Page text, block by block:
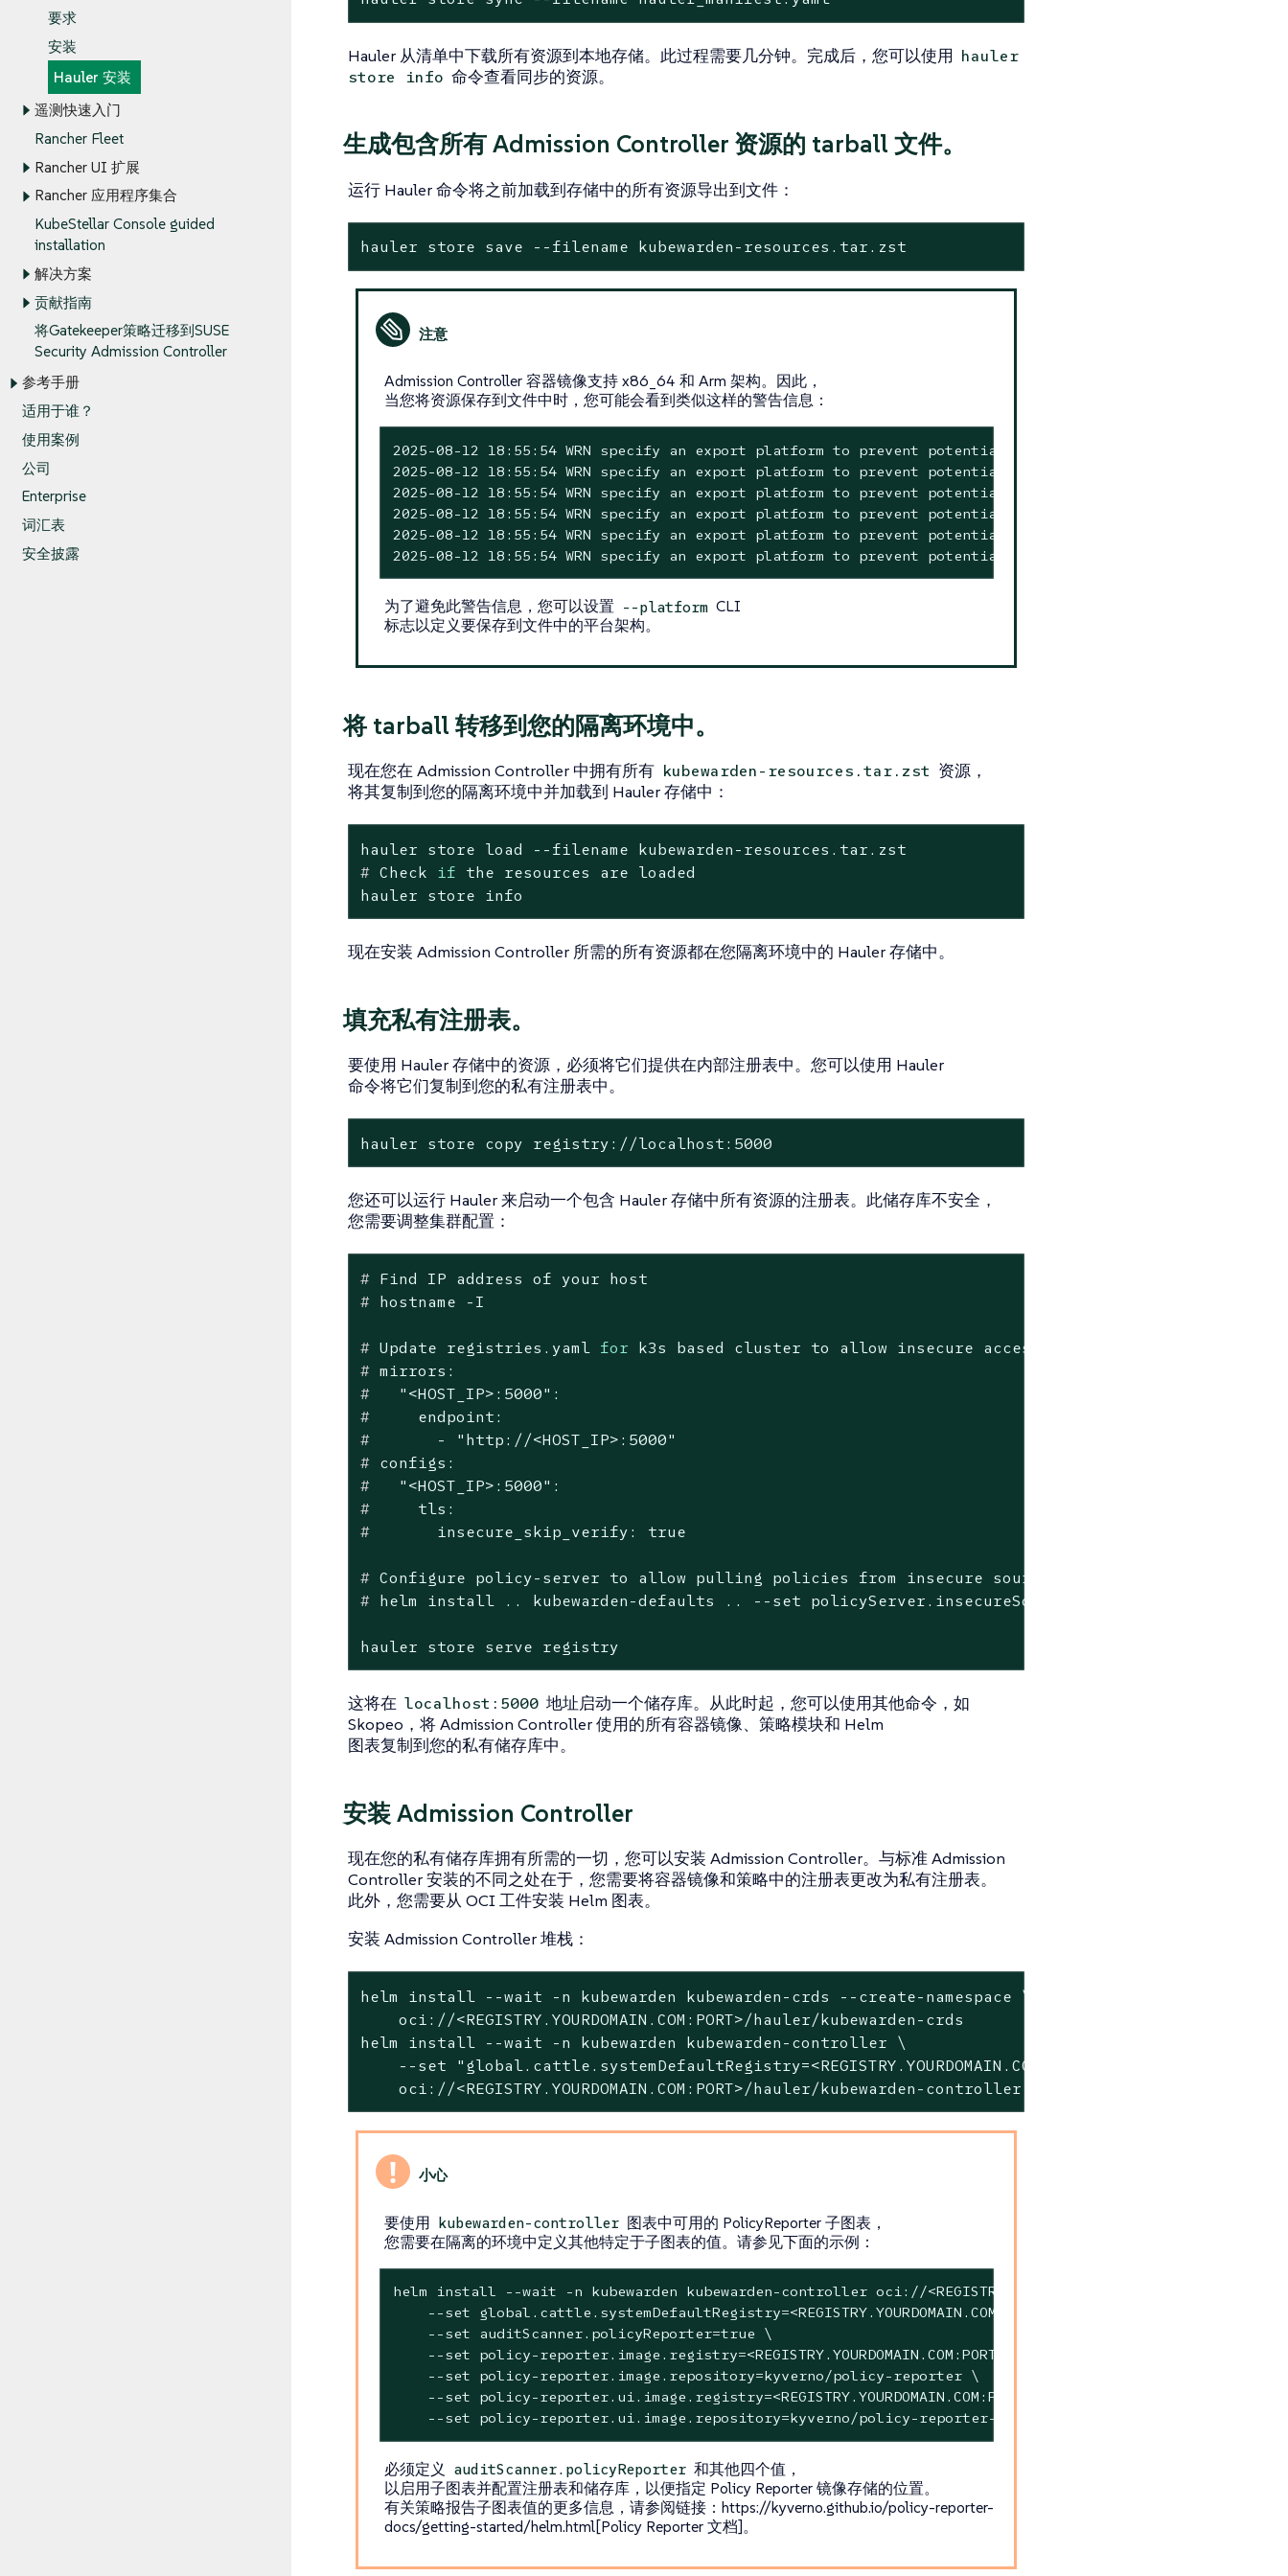
要求
安装
Hauler 安装
遥测快速入门
Rancher Fleet
Rancher UI 扩展
Rancher 应用程序集合
KubeStellar Console guided
installation
解决方案
贡献指南
将Gatekeeper策略迁移到SUSE
Security Admission Controller
参考手册
适用于谁？
使用案例
公司
Enterprise
词汇表
安全披露
Hauler 从清单中下载所有资源到本地存储。此过程需要几分钟。完成后，您可以使用 hauler
store info 命令查看同步的资源。
生成包含所有 Admission Controller 资源的 tarball 文件。
运行 Hauler 命令将之前加载到存储中的所有资源导出到文件：
hauler store save --filename kubewarden-resources.tar.zst
Admission Controller 容器镜像支持 x86_64 和 Arm 架构。因此，
当您将资源保存到文件中时，您可能会看到类似这样的警告信息：
2025-08-12 18:55:54 WRN specify an export platform to prevent potential platform mismatch on import
2025-08-12 18:55:54 WRN specify an export platform to prevent potential platform mismatch on import
2025-08-12 18:55:54 WRN specify an export platform to prevent potential platform mismatch on import
2025-08-12 18:55:54 WRN specify an export platform to prevent potential platform mismatch on import
2025-08-12 18:55:54 WRN specify an export platform to prevent potential platform mismatch on import
2025-08-12 18:55:54 WRN specify an export platform to prevent potential platform mismatch on import of
为了避免此警告信息，您可以设置 --platform CLI
标志以定义要保存到文件中的平台架构。
将 tarball 转移到您的隔离环境中。
现在您在 Admission Controller 中拥有所有 kubewarden-resources.tar.zst 资源，
将其复制到您的隔离环境中并加载到 Hauler 存储中：
# Check if the resources are loaded
hauler store info
现在安装 Admission Controller 所需的所有资源都在您隔离环境中的 Hauler 存储中。
填充私有注册表。
要使用 Hauler 存储中的资源，必须将它们提供在内部注册表中。您可以使用 Hauler
命令将它们复制到您的私有注册表中。
hauler store copy registry://localhost:5000
您还可以运行 Hauler 来启动一个包含 Hauler 存储中所有资源的注册表。此储存库不安全，
您需要调整集群配置：
# Find IP address of your host
# hostname -I
# Update registries.yaml for k3s based cluster to allow insecure access
# mirrors:
#
"<HOST_IP>:5000" :
#
     endpoint:
#
       -
"http://<HOST_IP>:5000"
# configs:
#
"<HOST_IP>:5000" :
#
     tls:
#
       insecure_skip_verify:
true
# Configure policy-server to allow pulling policies from insecure sources
# helm install .. kubewarden-defaults .. -- set policyServer.insecureSources[0]=<HOST_IP:5000>
hauler store serve registry
这将在 localhost:5000 地址启动一个储存库。从此时起，您可以使用其他命令，如
Skopeo，将 Admission Controller 使用的所有容器镜像、策略模块和 Helm
图表复制到您的私有储存库中。
安装 Admission Controller
现在您的私有储存库拥有所需的一切，您可以安装 Admission Controller。与标准 Admission
Controller 安装的不同之处在于，您需要将容器镜像和策略中的注册表更改为私有注册表。
此外，您需要从 OCI 工件安装 Helm 图表。
安装 Admission Controller 堆栈：
helm install --wait -n kubewarden kubewarden-crds --create-namespace \
    oci://<REGISTRY.YOURDOMAIN.COM:PORT>/hauler/kubewarden-crds
helm install --wait -n kubewarden kubewarden-controller \
    --set "global.cattle.systemDefaultRegistry=<REGISTRY.YOURDOMAIN.COM:PORT>" \
    oci://<REGISTRY.YOURDOMAIN.COM:PORT>/hauler/kubewarden-controller
要使用 kubewarden-controller 图表中可用的 PolicyReporter 子图表，
您需要在隔离的环境中定义其他特定于子图表的值。请参见下面的示例：
helm install --wait -n kubewarden kubewarden-controller oci://<REGISTRY.YOURDOMAIN.COM:PORT>/hauler/
    --set global.cattle.systemDefaultRegistry=<REGISTRY.YOURDOMAIN.COM:PORT> \
    --set auditScanner.policyReporter=true \
    --set policy-reporter.image.registry=<REGISTRY.YOURDOMAIN.COM:PORT> \
    --set policy-reporter.image.repository=kyverno/policy-reporter \
    --set policy-reporter.ui.image.registry=<REGISTRY.YOURDOMAIN.COM:PORT> \
    --set policy-reporter.ui.image.repository=kyverno/policy-reporter-ui
必须定义 auditScanner.policyReporter 和其他四个值，
以启用子图表并配置注册表和储存库，以便指定 Policy Reporter 镜像存储的位置。
有关策略报告子图表值的更多信息，请参阅链接：https://kyverno.github.io/policy-reporter-
docs/getting-started/helm.html[Policy Reporter 文档]。